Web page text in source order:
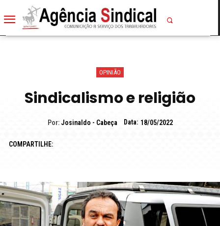
OPINIÃO
Sindicalismo e religião
Por: Josinaldo - Cabeça Data: 18/05/2022
COMPARTILHE: